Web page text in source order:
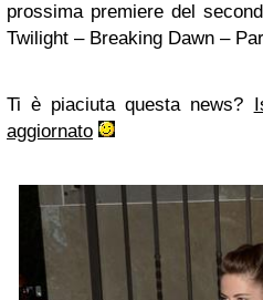
prossima premiere del
Twilight – Breaking Dawn –
Ti è piaciuta questa news?
aggiornato